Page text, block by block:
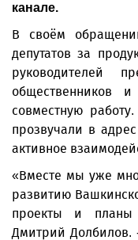
канале.
В своём
депутатов за
руководителей
общественников
совместную
прозвучали в
активное
«Вместе мы уже
развитию
проекты и планы
Дмитрий Долбилов.